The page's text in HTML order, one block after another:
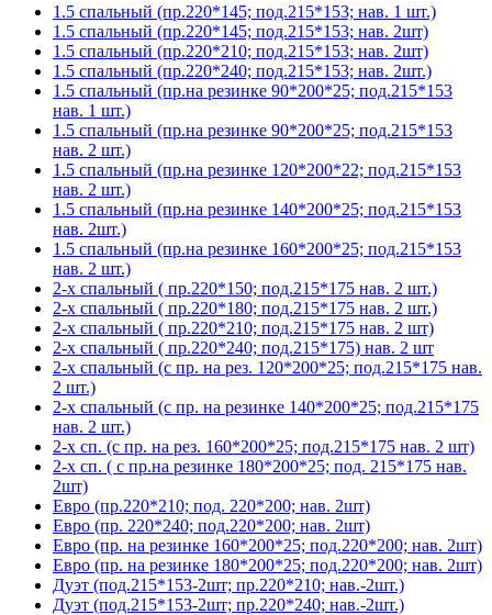
1.5 спальный (пр.220*145; под.215*153; нав. 1 шт.)
1.5 спальный (пр.220*145; под.215*153; нав. 2шт)
1.5 спальный (пр.220*210; под.215*153; нав. 2шт)
1.5 спальный (пр.220*240; под.215*153; нав. 2шт.)
1.5 спальный (пр.на резинке 90*200*25; под.215*153
нав. 1 шт.)
1.5 спальный (пр.на резинке 90*200*25; под.215*153
нав. 2 шт.)
1.5 спальный (пр.на резинке 120*200*22; под.215*153
нав. 2 шт.)
1.5 спальный (пр.на резинке 140*200*25; под.215*153
нав. 2шт.)
1.5 спальный (пр.на резинке 160*200*25; под.215*153
нав. 2 шт.)
2-х спальный ( пр.220*150; под.215*175 нав. 2 шт.)
2-х спальный ( пр.220*180; под.215*175 нав. 2 шт.)
2-х спальный ( пр.220*210; под.215*175 нав. 2 шт)
2-х спальный ( пр.220*240; под.215*175) нав. 2 шт
2-х спальный (с пр. на рез. 120*200*25; под.215*175 нав.
2 шт.)
2-х спальный (с пр. на резинке 140*200*25; под.215*175
нав. 2 шт.)
2-х сп. (с пр. на рез. 160*200*25; под.215*175 нав. 2 шт)
2-х сп. ( с пр.на резинке 180*200*25; под. 215*175 нав.
2шт)
Евро (пр.220*210; под. 220*200; нав. 2шт)
Евро (пр. 220*240; под.220*200; нав. 2шт)
Евро (пр. на резинке 160*200*25; под.220*200; нав. 2шт)
Евро (пр. на резинке 180*200*25; под.220*200; нав. 2шт)
Дуэт (под.215*153-2шт; пр.220*210; нав.-2шт.)
Дуэт (под.215*153-2шт; пр.220*240; нав.-2шт.)